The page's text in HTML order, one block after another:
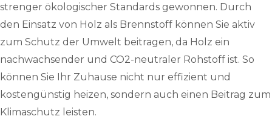
strenger ökologischer Standards gewonnen. Durch
den Einsatz von Holz als Brennstoff können Sie aktiv
zum Schutz der Umwelt beitragen, da Holz ein
nachwachsender und CO2-neutraler Rohstoff ist. So
können Sie Ihr Zuhause nicht nur effizient und
kostengünstig heizen, sondern auch einen Beitrag zum
Klimaschutz leisten.